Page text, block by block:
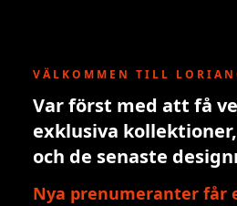
VÄLKOMMEN TILL
Var först med att få
exklusiva
och de senaste
Nya prenumeranter får